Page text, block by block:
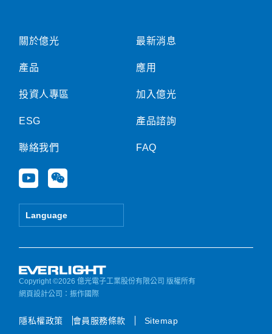
關於億光
產品
投資人專區
ESG
聯絡我們
Y
o
u
e
W
e
i
Language
最新消息
應用
加入億光
產品諮詢
FAQ
Copyright ©2026 億光電子工業股份有限公司 版權所有
網頁設計公司 ：振作國際
隱私權政策 會員服務條款 Sitemap